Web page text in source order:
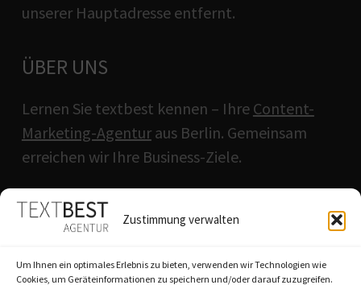
Zustimmung verwalten
Um Ihnen ein optimales Erlebnis zu bieten, verwenden wir Technologien wie
Cookies, um Geräteinformationen zu speichern und/oder darauf zuzugreifen.
unserer Hauptadresse entfernt.
ÜBER UNS
Lernen Sie textbest kennen – Ihre Content-
Marketing-Agenturaus Berlin. Gemeinsam
erreichen wir Ihre Business-Ziele.
QUICKLINKS
Textbest-Prinzip